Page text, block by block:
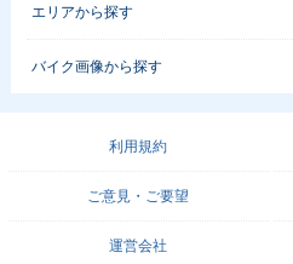
エリアから探す
バイク画像から探す
利用規約
ご意見・ご要望
運営会社